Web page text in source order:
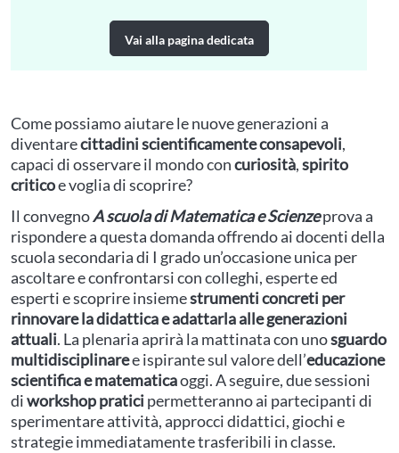
Vai alla pagina dedicataVai al sito dedicaro ai registrati
Come possiamo aiutare le nuove generazioni a
diventarecittadini scientificamente consapevoli,
capaci di osservare il mondo concuriosità,spirito
criticoe voglia di scoprire?
Il convegnoA scuola di Matematica e Scienzeprova a
rispondere a questa domanda offrendo ai docenti della
scuola secondaria di I grado un’occasione unica per
ascoltare e confrontarsi con colleghi, esperte ed
esperti e scoprire insiemestrumenti concreti per
rinnovare la didattica e adattarla alle generazioni
attuali. La plenaria aprirà la mattinata con unosguardo
multidisciplinaree ispirante sul valore dell’educazione
scientifica e matematicaoggi. A seguire, due sessioni
diworkshop praticipermetteranno ai partecipanti di
sperimentare attività, approcci didattici, giochi e
strategie immediatamente trasferibili in classe.